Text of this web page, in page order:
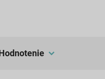
hodnotenie